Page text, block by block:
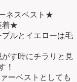
ネスベスト★
着★
ルとイエローは毛
す時にチラリと見
！
ーベストとしても